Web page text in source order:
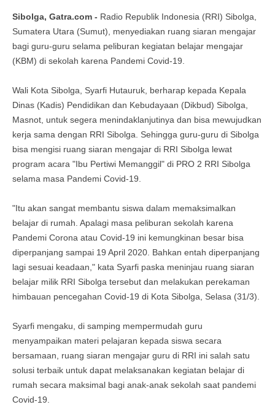
Sibolga, Gatra.com - Radio Republik Indonesia (RRI) Sibolga,
Sumatera Utara (Sumut), menyediakan ruang siaran mengajar
bagi guru-guru selama peliburan kegiatan belajar mengajar
(KBM) di sekolah karena Pandemi Covid-19.
Wali Kota Sibolga, Syarfi Hutauruk, berharap kepada Kepala
Dinas (Kadis) Pendidikan dan Kebudayaan (Dikbud) Sibolga,
Masnot, untuk segera menindaklanjutinya dan bisa mewujudkan
kerja sama dengan RRI Sibolga. Sehingga guru-guru di Sibolga
bisa mengisi ruang siaran mengajar di RRI Sibolga lewat
program acara "Ibu Pertiwi Memanggil" di PRO 2 RRI Sibolga
selama masa Pandemi Covid-19.
"Itu akan sangat membantu siswa dalam memaksimalkan
belajar di rumah. Apalagi masa peliburan sekolah karena
Pandemi Corona atau Covid-19 ini kemungkinan besar bisa
diperpanjang sampai 19 April 2020. Bahkan entah diperpanjang
lagi sesuai keadaan," kata Syarfi paska meninjau ruang siaran
belajar milik RRI Sibolga tersebut dan melakukan perekaman
himbauan pencegahan Covid-19 di Kota Sibolga, Selasa (31/3).
Syarfi mengaku, di samping mempermudah guru
menyampaikan materi pelajaran kepada siswa secara
bersamaan, ruang siaran mengajar guru di RRI ini salah satu
solusi terbaik untuk dapat melaksanakan kegiatan belajar di
rumah secara maksimal bagi anak-anak sekolah saat pandemi
Covid-19.